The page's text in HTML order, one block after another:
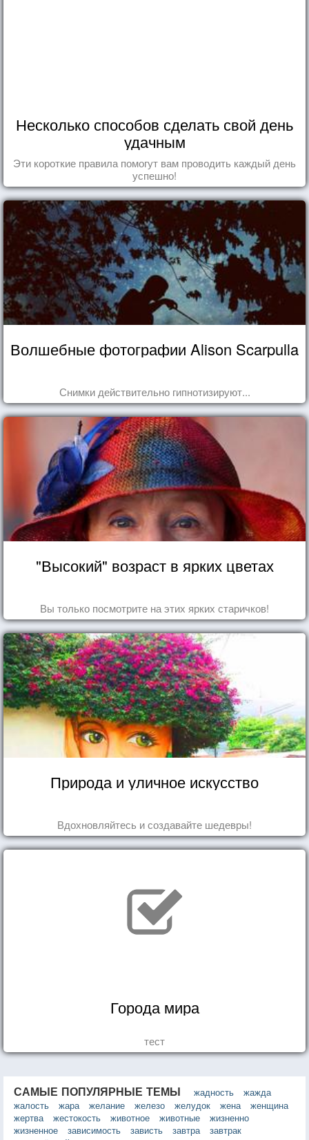
Несколько способов сделать свой день
удачным
Эти короткие правила помогут вам проводить каждый день
успешно!
Волшебные фотографии Alison Scarpulla
Снимки действительно гипнотизируют...
"Высокий" возраст в ярких цветах
Вы только посмотрите на этих ярких старичков!
Природа и уличное искусство
Вдохновляйтесь и создавайте шедевры!
Города мира
тест
САМЫЕ ПОПУЛЯРНЫЕ ТЕМЫ жадность
жажда
жалость
жара желание железо желудок жена
женщина
жертва
жестокость животное животные
жизненно
жизненное
зависимость зависть завтра
завтрак